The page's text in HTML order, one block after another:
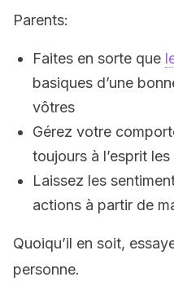
Parents:
Faites en sorte que
basiques d’une
vôtres
Gérez votre
toujours à l’esprit
Laissez les
actions à partir de
Quoiqu’il en soit,
personne.